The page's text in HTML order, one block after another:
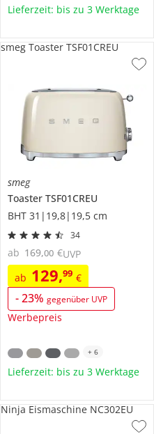
Lieferzeit: bis zu 3 Werktage
smeg
Toaster TSF01CREU
BHT 31|19,8|19,5 cm
34
ab 129,99 €
-23% gegenüber UVP
Werbepreis
ab 169,00 €UVP
smeg Toaster TSF01CREU
+ 6
Lieferzeit: bis zu 3 Werktage
Ninja Eismaschine NC302EU